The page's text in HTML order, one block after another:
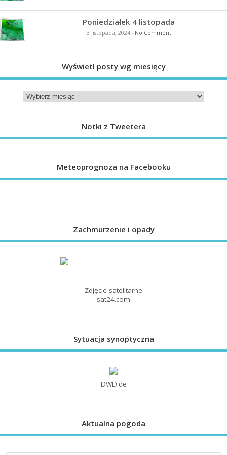
Poniedziałek 4 listopada
3 listopada, 2024- No Comment
Wyświetl posty wg miesięcy
Notki z Tweetera
Meteoprognoza na Facebooku
Zachmurzenie i opady
Zdjęcie satelitarne
sat24.com
Sytuacja synoptyczna
DWD.de
Aktualna pogoda